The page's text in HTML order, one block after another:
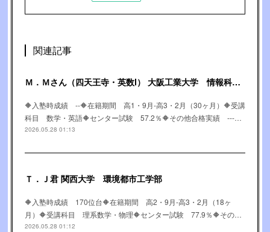
関連記事
Ｍ．Ｍさん（四天王寺・英数Ⅰ） 大阪工業大学 情報科学部
🔶入塾時成績 --🔶在籍期間 高1・9月-高3・2月（30ヶ月）🔶受講
科目 数学・英語🔶センター試験 57.2％🔶その他合格実績 ---…
2026.05.28 01:13
Ｔ．Ｊ君 関西大学 環境都市工学部
🔶入塾時成績 170位台🔶在籍期間 高2・9月-高3・2月（18ヶ
月）🔶受講科目 理系数学・物理🔶センター試験 77.9％🔶その…
2026.05.28 01:12